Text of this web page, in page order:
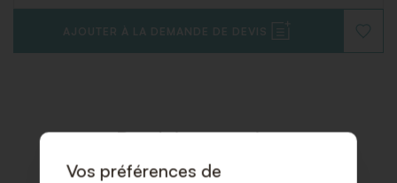
AJOUTER À LA DEMANDE DE DEVIS
À
Produits associés
Vos préférences de